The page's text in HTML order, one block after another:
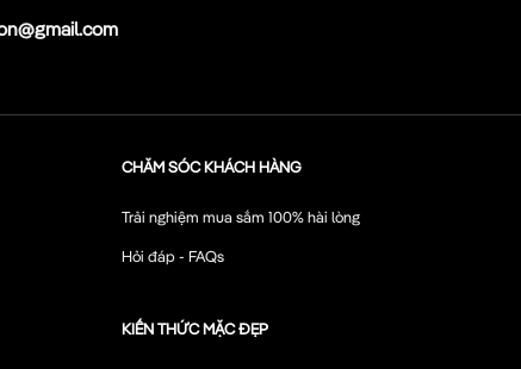
CHĂM SÓC KHÁCH HÀNG
Trải nghiệm mua sắm 100% hài lòng
Hỏi đáp - FAQs
KIẾN THỨC MẶC ĐẸP